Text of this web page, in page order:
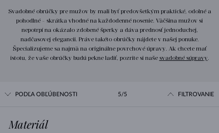
Svadobné obrúčky pre mužov by mali byť predovšetkým praktické, odolné a
pohodlné - skrátka vhodné na každodenné nosenie. Väčšina mužov si
nepotrpí na okázalo zdobené šperky a dáva prednosť jednoduchej,
nadčasovej elegancii. Práve takéto obrúčky nájdete v našej ponuke.
Špecializujeme sa najmä na originálne povrchové úpravy. Ak chcete mať
istotu, že vaše obrúčky budú pekne ladiť, pozrite si naše svadobné súpravy.
PODĽA OBĽÚBENOSTI 5/5 FILTROVANIE
Materiál